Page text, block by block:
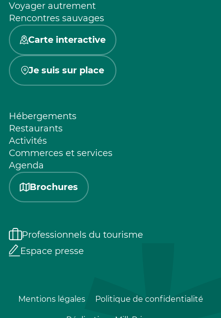
Voyager autrement
Rencontres sauvages
Carte interactive
Je suis sur place
Hébergements
Restaurants
Activités
Commerces et services
Agenda
Brochures
Professionnels du tourisme
Espace presse
Mentions légales Politique de confidentialité